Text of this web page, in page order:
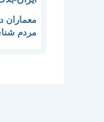
معماران
مردم